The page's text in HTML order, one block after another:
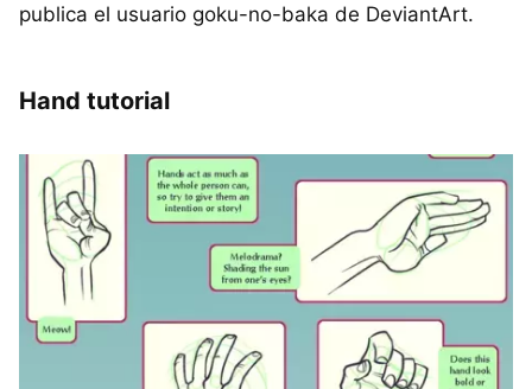
publica el usuario goku-no-baka de DeviantArt.
Hand tutorial